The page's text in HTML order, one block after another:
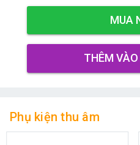
MUA
THÊM
Phụ kiện thu âm